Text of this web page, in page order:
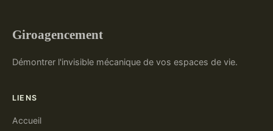
Giroagencement
Démontrer l'invisible mécanique de vos espaces de vie.
LIENS
Accueil